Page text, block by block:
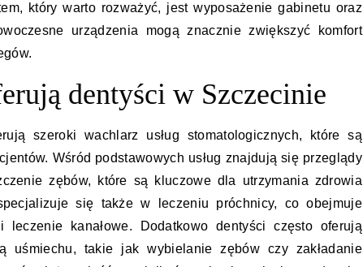
który warto rozważyć, jest wyposażenie gabinetu oraz
urządzenia mogą znacznie zwiększyć komfort
dentyści w Szczecinie
szeroki wachlarz usług stomatologicznych, które są
Wśród podstawowych usług znajdują się przeglądy
zębów, które są kluczowe dla utrzymania zdrowia
się także w leczeniu próchnicy, co obejmuje
leczenie kanałowe. Dodatkowo dentyści często oferują
uśmiechu, takie jak wybielanie zębów czy zakładanie